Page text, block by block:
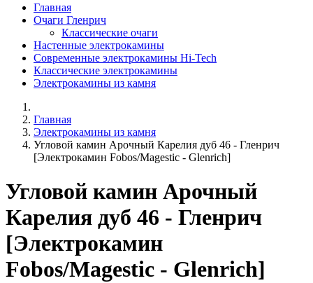
Главная
Очаги Гленрич
Классические очаги
Настенные электрокамины
Современные электрокамины Hi-Tech
Классические электрокамины
Электрокамины из камня
Главная
Электрокамины из камня
Угловой камин Арочный Карелия дуб 46 - Гленрич
[Электрокамин Fobos/Magestic - Glenrich]
Угловой камин Арочный
Карелия дуб 46 - Гленрич
[Электрокамин
Fobos/Magestic - Glenrich]